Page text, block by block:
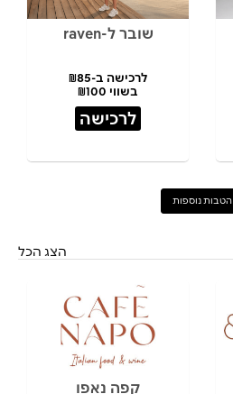
שובר ל-raven
לרכישה ב-₪85
בשווי ₪100
לרכישה
הטבות נוספות
הצג הכל
קפה נאפו